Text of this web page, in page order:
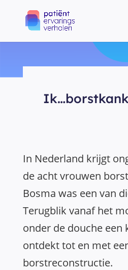
In Nederland krijgt
de acht vrouwen
Bosma was een van
Terugblik vanaf het
onder de douche een
ontdekt tot en met
borstreconstructie.